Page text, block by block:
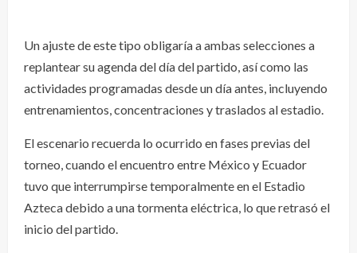
Un ajuste de este tipo obligaría a ambas selecciones a
replantear su agenda del día del partido, así como las
actividades programadas desde un día antes, incluyendo
entrenamientos, concentraciones y traslados al estadio.
El escenario recuerda lo ocurrido en fases previas del
torneo, cuando el encuentro entre México y Ecuador
tuvo que interrumpirse temporalmente en el Estadio
Azteca debido a una tormenta eléctrica, lo que retrasó el
inicio del partido.